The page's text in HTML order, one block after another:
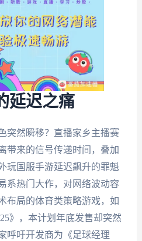
延迟之痛
突然瞬移？直播家乡主播赛
带来的信号传递时间，叠加
玩国服手游延迟飙升的罪魁
系热门大作，对网络波动容
布局的体育类策略游戏，如
》，本计划年底发售却突然
呼吁开发商为《足球经理